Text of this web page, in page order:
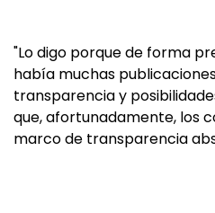
"Lo digo porque de forma
había muchas
transparencia y
que, afortunadamente, los
marco de transparencia